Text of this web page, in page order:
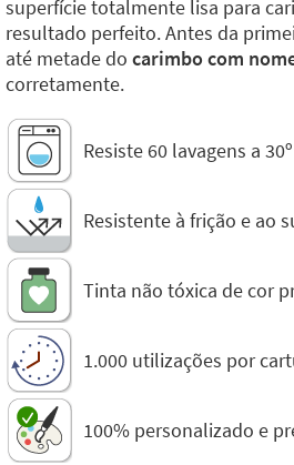
superfície totalmente lisa para
resultado perfeito. Antes da
até metade do carimbo com
corretamente.
Resiste 60 lavagens a 30º
Resistente à frição e ao
Tinta não tóxica de cor
1.000 utilizações por
100% personalizado e